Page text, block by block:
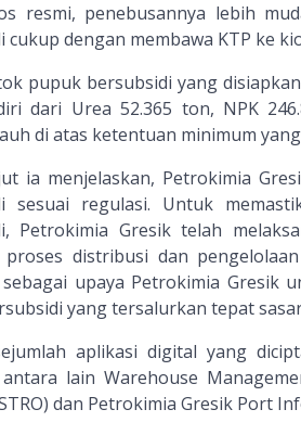
resmi, penebusannya lebih
cukup dengan membawa KTP ke
pupuk bersubsidi yang
dari Urea 52.365 ton, NPK
di atas ketentuan minimum
ia menjelaskan, Petrokimia
sesuai regulasi. Untuk
Petrokimia Gresik telah
proses distribusi dan
upaya Petrokimia Gresik
yang tersalurkan tepat
aplikasi digital yang
lain Warehouse
dan Petrokimia Gresik Port